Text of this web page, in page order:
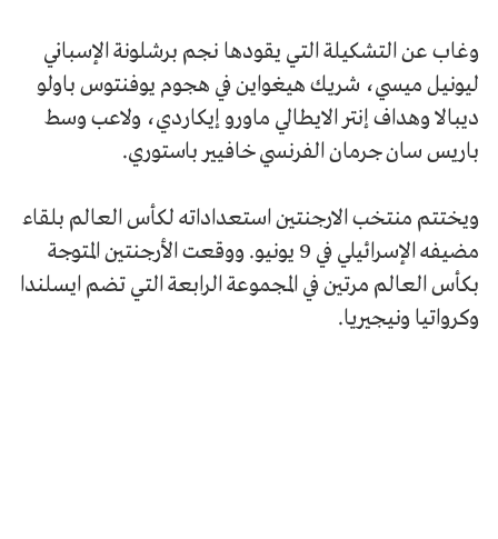
وغاب عن التشكيلة التي يقودها نجم برشلونة الإسباني
ليونيل ميسي، شريك هيغواين في هجوم يوفنتوس باولو
ديبالا وهداف إنتر الايطالي ماورو إيكاردي، ولاعب وسط
باريس سان جرمان الفرنسي خافيير باستوري.
ويختتم منتخب الارجنتين استعداداته لكأس العالم بلقاء
مضيفه الإسرائيلي في 9 يونيو. ووقعت الأرجنتين المتوجة
بكأس العالم مرتين في المجموعة الرابعة التي تضم ايسلندا
وكرواتيا ونيجيريا.